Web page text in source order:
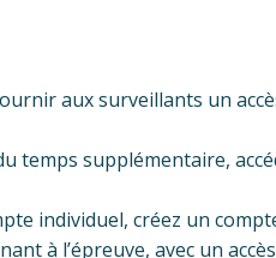
aux surveillants un
temps supplémentaire,
individuel, créez un
à l’épreuve, avec un